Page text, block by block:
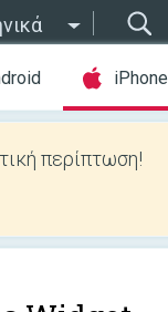
iPhone
περίπτωση!